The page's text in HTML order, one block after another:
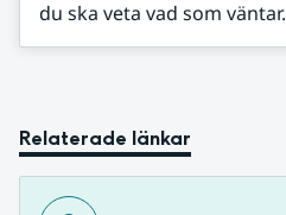
du ska veta vad som väntar.
Relaterade länkar